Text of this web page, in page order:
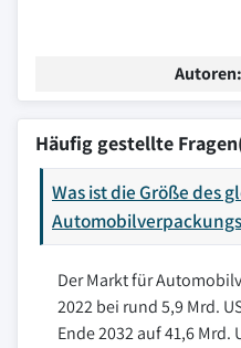
Autoren:
Häufig gestellte
Was ist die Größe des
Der Markt für
2022 bei rund 5,9 Mrd.
Ende 2032 auf 41,6 Mrd.